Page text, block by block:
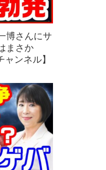
博さんにサ
まさか
ンネル】